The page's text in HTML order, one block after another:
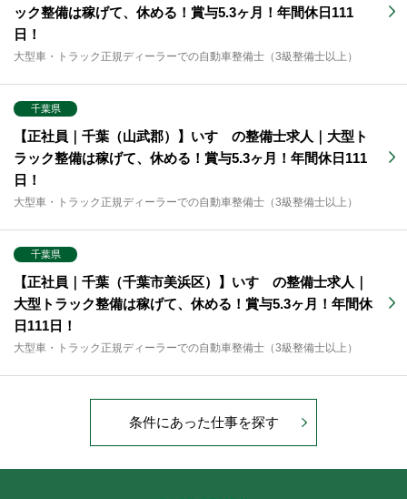
ック整備は稼げて、休める！賞与5.3ヶ月！年間休日111
日！
大型車・トラック正規ディーラーでの自動車整備士（3級整備士以上）
千葉県
【正社員｜千葉（山武郡）】いすゞの整備士求人｜大型ト
ラック整備は稼げて、休める！賞与5.3ヶ月！年間休日111
日！
大型車・トラック正規ディーラーでの自動車整備士（3級整備士以上）
千葉県
【正社員｜千葉（千葉市美浜区）】いすゞの整備士求人｜
大型トラック整備は稼げて、休める！賞与5.3ヶ月！年間休
日111日！
大型車・トラック正規ディーラーでの自動車整備士（3級整備士以上）
条件にあった仕事を探す